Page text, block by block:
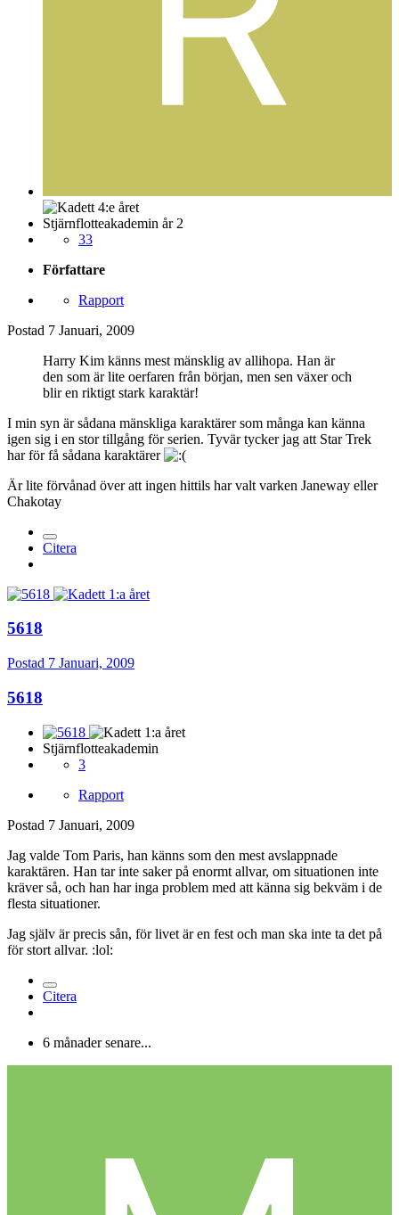
Stjärnflotteakademin år 2
33
Författare
Rapport
Postad 7 Januari, 2009
Harry Kim känns mest mänsklig av allihopa. Han är
den som är lite oerfaren från början, men sen växer och
blir en riktigt stark karaktär!
I min syn är sådana mänskliga karaktärer som många kan känna
igen sig i en stor tillgång för serien. Tyvär tycker jag att Star Trek
har för få sådana karaktärer
Är lite förvånad över att ingen hittils har valt varken Janeway eller
Chakotay
Citera
5618
Postad 7 Januari, 2009
5618
Stjärnflotteakademin
3
Rapport
Postad 7 Januari, 2009
Jag valde Tom Paris, han känns som den mest avslappnade
karaktären. Han tar inte saker på enormt allvar, om situationen inte
kräver så, och han har inga problem med att känna sig bekväm i de
flesta situationer.
Jag själv är precis sån, för livet är en fest och man ska inte ta det på
för stort allvar. :lol:
Citera
6 månader senare...